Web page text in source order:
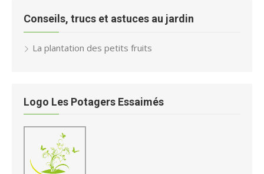
Conseils, trucs et astuces au jardin
La plantation des petits fruits
Logo Les Potagers Essaimés